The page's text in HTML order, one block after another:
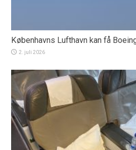
Københavns Lufthavn kan få
2. juli 2026